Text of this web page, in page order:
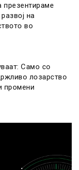
презентираме
на
во
Само со
лозарство
промени